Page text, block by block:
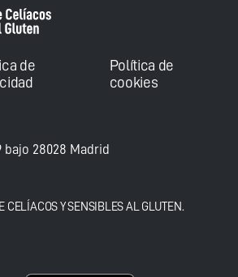
de
Política de
cookies
bajo 28028 Madrid
CELÍACOS Y SENSIBLES AL GLUTEN.